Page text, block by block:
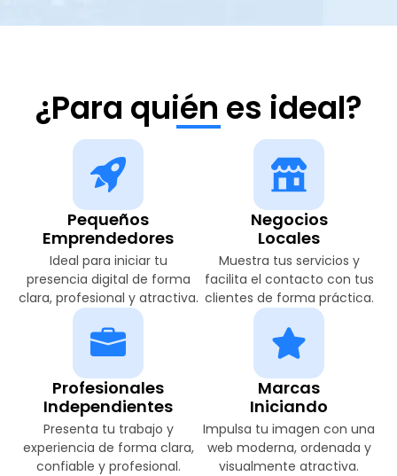
¿Para quién es ideal?
Pequeños
Emprendedores
Ideal para iniciar tu
presencia digital de forma
clara, profesional y atractiva.
Negocios
Locales
Muestra tus servicios y
facilita el contacto con tus
clientes de forma práctica.
Profesionales
Independientes
Presenta tu trabajo y
experiencia de forma clara,
confiable y profesional.
Marcas
Iniciando
Impulsa tu imagen con una
web moderna, ordenada y
visualmente atractiva.